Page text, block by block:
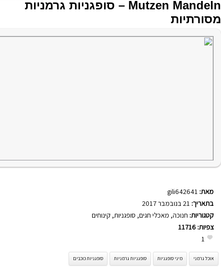
Mutzen Mandeln – סופגניות גרמניות
מסורתיות
מאת: gili642641
בתאריך:
קטגוריות: חנוכה, מאכלי חגים, סופגניות, קינוחים
צפיות: 11716
1
אוכל גרמני מיני סופגניות סופגניות גרמניות סופגניות כוכבים